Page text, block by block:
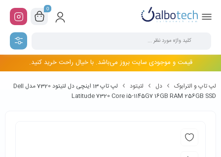
0
قیمت و موجودی سایت بروز می‌باشد. با خیال راحت خرید کنید.
لپ تاپ و الترابوک دل لتیتود
لپ تاپ 13 اینچی دل لتیتود 7320 مدل Dell
Latitude 7320 Core i5-1145G7 16GB RAM 256GB SSD